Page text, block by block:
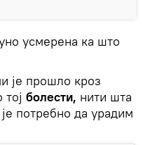
усмерена ка што
је прошло кроз
болести, нити шта
потребно да урадим